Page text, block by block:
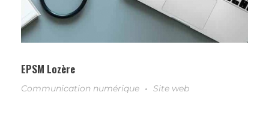
EPSM Lozère
Communication numérique Site web